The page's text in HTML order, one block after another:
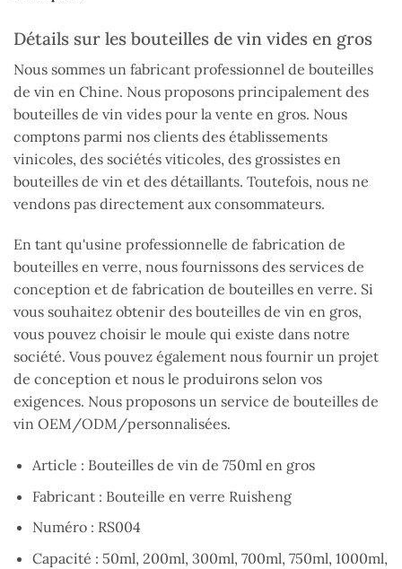
Détails sur les bouteilles de vin vides en gros
Nous sommes un fabricant professionnel de bouteilles
de vin en Chine. Nous proposons principalement des
bouteilles de vin vides pour la vente en gros. Nous
comptons parmi nos clients des établissements
vinicoles, des sociétés viticoles, des grossistes en
bouteilles de vin et des détaillants. Toutefois, nous ne
vendons pas directement aux consommateurs.
En tant qu'usine professionnelle de fabrication de
bouteilles en verre, nous fournissons des services de
conception et de fabrication de bouteilles en verre. Si
vous souhaitez obtenir des bouteilles de vin en gros,
vous pouvez choisir le moule qui existe dans notre
société. Vous pouvez également nous fournir un projet
de conception et nous le produirons selon vos
exigences. Nous proposons un service de bouteilles de
vin OEM/ODM/personnalisées.
Article : Bouteilles de vin de 750ml en gros
Fabricant : Bouteille en verre Ruisheng
Numéro : RS004
Capacité : 50ml, 200ml, 300ml, 700ml, 750ml, 1000ml,